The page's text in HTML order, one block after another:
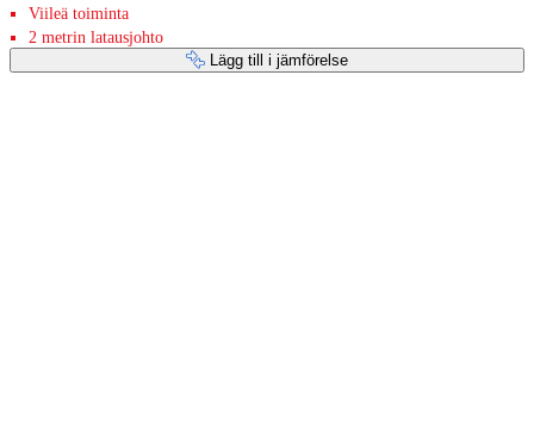
Viileä toiminta
2 metrin latausjohto
Lägg till i jämförelse